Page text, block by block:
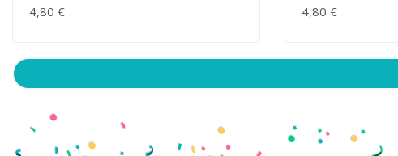
4,80 €AÑADIR AL CARRITO 4,80 €AÑADIR AL CARRITO